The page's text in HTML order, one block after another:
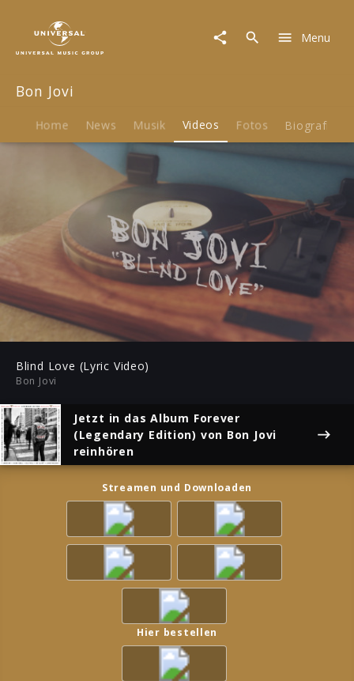
Video
Blind
Video)
Menu
Bon Jovi
Home News Musik Videos Fotos Biografie
Play
04:47
Mute
Play
Blind Love (Lyric Video)
Bon Jovi
Jetzt in das Album Forever
(Legendary Edition) von Bon Jovi
reinhören
Streamen und Downloaden
Hier bestellen